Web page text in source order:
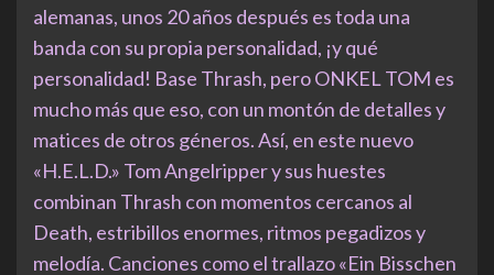
alemanas, unos 20 años después es toda una
banda con su propia personalidad, ¡y qué
personalidad! Base Thrash, pero ONKEL TOM es
mucho más que eso, con un montón de detalles y
matices de otros géneros. Así, en este nuevo
«H.E.L.D.» Tom Angelripper y sus huestes
combinan Thrash con momentos cercanos al
Death, estribillos enormes, ritmos pegadizos y
melodía. Canciones como el trallazo «Ein Bisschen